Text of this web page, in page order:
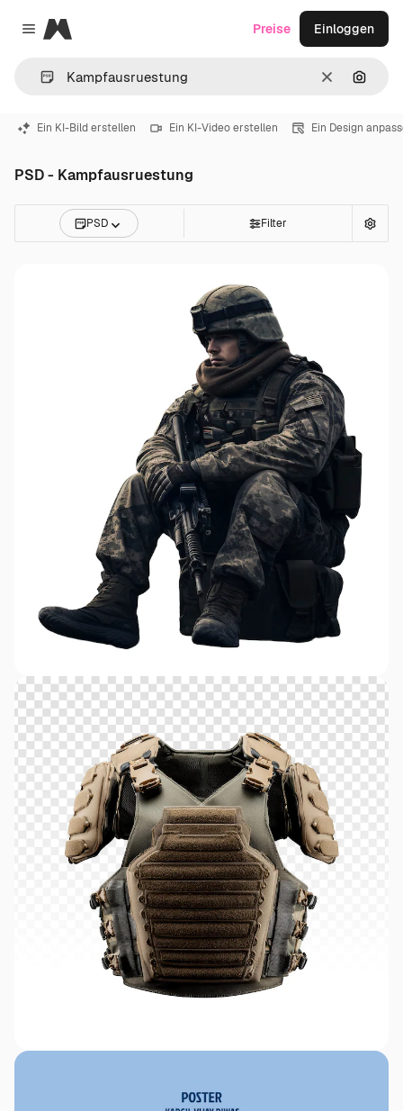
Close menu
Magnific
LöschenNach
Preise Einloggen
Ein KI-Bild erstellen Ein KI-Video erstellen Ein Design
PSD - Kampfausruestung
PSD Filter